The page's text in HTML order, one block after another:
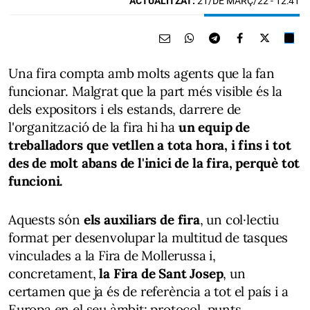
Una fira compta amb molts agents que la fan
funcionar. Malgrat que la part més visible és la
dels expositors i els estands, darrere de
l'organització de la fira hi ha un equip de
treballadors que vetllen a tota hora, i fins i tot
des de molt abans de l'inici de la fira, perquè tot
funcioni.
Aquests són els auxiliars de fira, un col·lectiu
format per desenvolupar la multitud de tasques
vinculades a la Fira de Mollerussa i,
concretament,la Fira de Sant Josep, un
certamen que ja és de referència a tot el país i a